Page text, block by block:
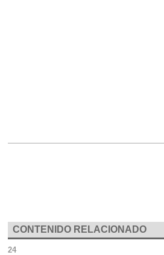
CONTENIDO RELACIONADO
24